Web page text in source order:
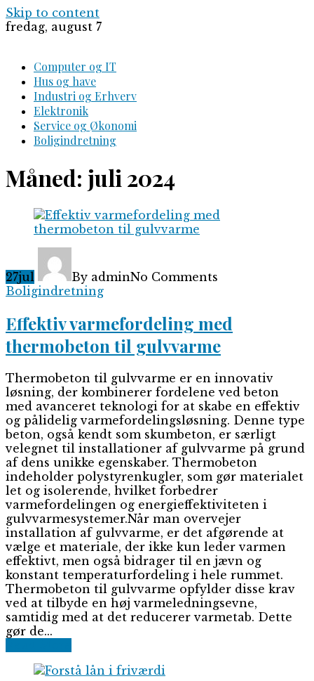
Skip to content
fredag, august 7
Computer og IT
Hus og have
Industri og Erhverv
Elektronik
Service og Økonomi
Boligindretning
Måned: juli 2024
27jul By adminNo Comments
Boligindretning
Effektiv varmefordeling med
thermobeton til gulvvarme
Thermobeton til gulvvarme er en innovativ
løsning, der kombinerer fordelene ved beton
med avanceret teknologi for at skabe en effektiv
og pålidelig varmefordelingsløsning. Denne type
beton, også kendt som skumbeton, er særligt
velegnet til installationer af gulvvarme på grund
af dens unikke egenskaber. Thermobeton
indeholder polystyrenkugler, som gør materialet
let og isolerende, hvilket forbedrer
varmefordelingen og energieffektiviteten i
gulvvarmesystemer.Når man overvejer
installation af gulvvarme, er det afgørende at
vælge et materiale, der ikke kun leder varmen
effektivt, men også bidrager til en jævn og
konstant temperaturfordeling i hele rummet.
Thermobeton til gulvvarme opfylder disse krav
ved at tilbyde en høj varmeledningsevne,
samtidig med at det reducerer varmetab. Dette
gør de...